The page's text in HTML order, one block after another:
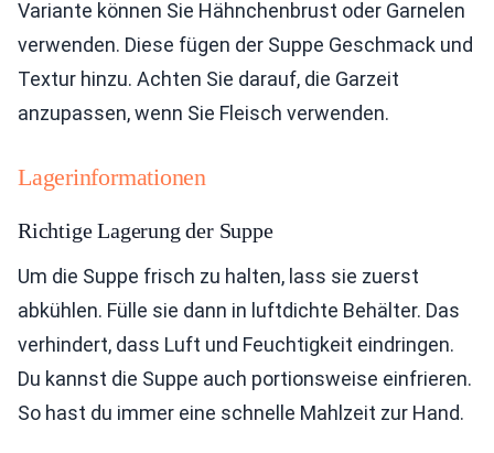
Variante können Sie Hähnchenbrust oder Garnelen
verwenden. Diese fügen der Suppe Geschmack und
Textur hinzu. Achten Sie darauf, die Garzeit
anzupassen, wenn Sie Fleisch verwenden.
Lagerinformationen
Richtige Lagerung der Suppe
Um die Suppe frisch zu halten, lass sie zuerst
abkühlen. Fülle sie dann in luftdichte Behälter. Das
verhindert, dass Luft und Feuchtigkeit eindringen.
Du kannst die Suppe auch portionsweise einfrieren.
So hast du immer eine schnelle Mahlzeit zur Hand.